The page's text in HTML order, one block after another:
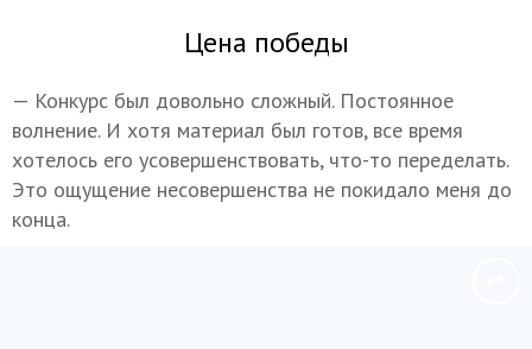
Цена победы
— Конкурс был довольно сложный. Постоянное
волнение. И хотя материал был готов, все время
хотелось его усовершенствовать, что-то переделать.
Это ощущение несовершенства не покидало меня до
конца.